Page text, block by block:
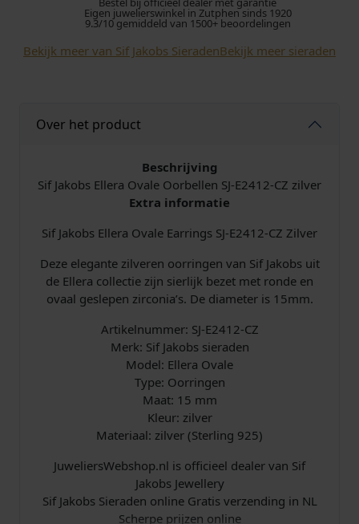
n
k
i
j
k
e
p
r
i
j
s
w
a
p
r
i
s
:
€
,
2
0
Eigen juwelierswinkel in Zutphen sinds 1920
9.3/10 gemiddeld van 1500+ beoordelingen
Bekijk meer van Sif Jakobs SieradenBekijk meer sieraden
Over het product
Beschrijving
Sif Jakobs Ellera Ovale Oorbellen SJ-E2412-CZ zilver
Extra informatie
Sif Jakobs Ellera Ovale Earrings SJ-E2412-CZ Zilver
Deze elegante zilveren oorringen van Sif Jakobs uit
de Ellera collectie zijn sierlijk bezet met ronde en
ovaal geslepen zirconia’s. De diameter is 15mm.
Artikelnummer: SJ-E2412-CZ
Merk: Sif Jakobs sieraden
Model: Ellera Ovale
Type: Oorringen
Maat: 15 mm
Kleur: zilver
Materiaal: zilver (Sterling 925)
JuweliersWebshop.nl is officieel dealer van Sif
Jakobs Jewellery
Sif Jakobs Sieraden online Gratis verzending in NL
Scherpe prijzen online